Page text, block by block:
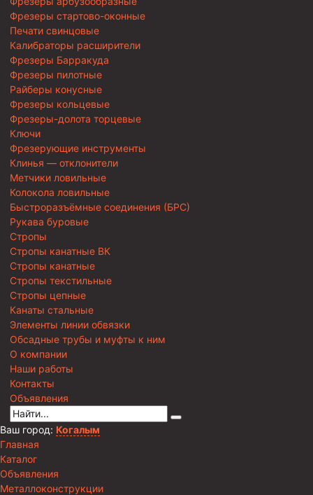
Фрезеры стартово-оконные
Печати свинцовые
Калибраторы расширители
Фрезеры Барракуда
Фрезеры пилотные
Райберы конусные
Фрезеры кольцевые
Фрезеры-долота торцевые
Ключи
Фрезерующие инструменты
Клинья — отклонители
Метчики ловильные
Колокола ловильные
Быстроразъёмные соединения (БРС)
Рукава буровые
Стропы
Стропы канатные ВК
Стропы канатные
Стропы текстильные
Стропы цепные
Канаты стальные
Элементы линии обвязки
Обсадные трубы и муфты к ним
О компании
Наши работы
Контакты
Объявления
Ваш город: Когалым
Главная
Каталог
Объявления
Металлоконструкции